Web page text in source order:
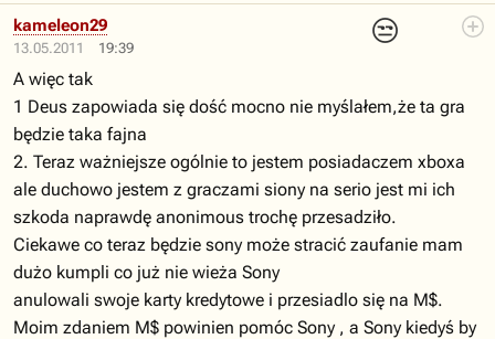
13.05.2011 19:39
😒
kameleon29
A więc tak
1 Deus zapowiada się dość mocno nie myślałem,że ta gra
będzie taka fajna
2. Teraz ważniejsze ogólnie to jestem posiadaczem xboxa
ale duchowo jestem z graczami siony na serio jest mi ich
szkoda naprawdę anonimous trochę przesadziło.
Ciekawe co teraz będzie sony może stracić zaufanie mam
dużo kumpli co już nie wieża Sony
anulowali swoje karty kredytowe i przesiadlo się na M$.
Moim zdaniem M$ powinien pomóc Sony , a Sony kiedyś by